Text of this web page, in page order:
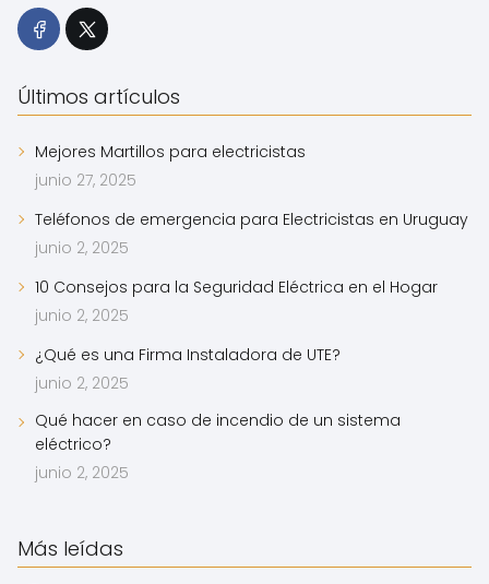
Últimos artículos
Mejores Martillos para electricistas
junio 27, 2025
Teléfonos de emergencia para Electricistas en Uruguay
junio 2, 2025
10 Consejos para la Seguridad Eléctrica en el Hogar
junio 2, 2025
¿Qué es una Firma Instaladora de UTE?
junio 2, 2025
Qué hacer en caso de incendio de un sistema
eléctrico?
junio 2, 2025
Más leídas